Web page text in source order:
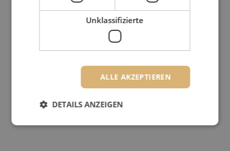
Unklassifizierte
ALLE AKZEPTIEREN
DETAILS ANZEIGEN